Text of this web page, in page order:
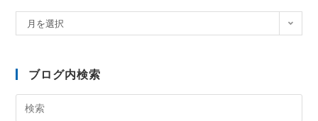
月を選択
ブログ内検索